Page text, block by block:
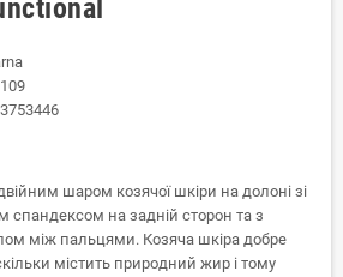
шаром козячої шкіри на долоні зі
спандексом на задній сторон та з
між пальцями. Козяча шкіра добре
містить природний жир і тому